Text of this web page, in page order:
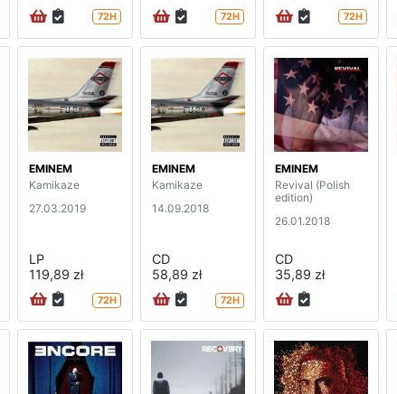
72H 72H 72H
EMINEM
Kamikaze
27.03.2019
LP
119,89 zł
72H
EMINEM
Kamikaze
14.09.2018
CD
58,89 zł
72H
EMINEM
Revival (Polish
edition)
26.01.2018
CD
35,89 zł